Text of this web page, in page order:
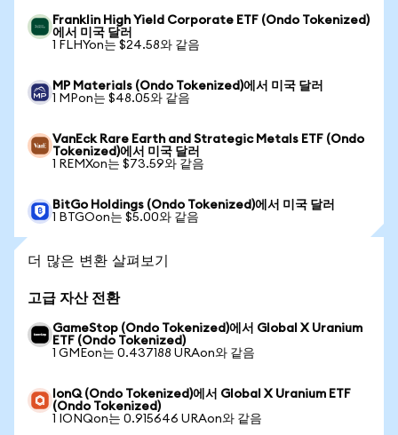
Franklin High Yield Corporate ETF (Ondo Tokenized)
에서 미국 달러
1 FLHYon는 $24.58와 같음
MP Materials (Ondo Tokenized)에서 미국 달러
1 MPon는 $48.05와 같음
VanEck Rare Earth and Strategic Metals ETF (Ondo
Tokenized)에서 미국 달러
1 REMXon는 $73.59와 같음
BitGo Holdings (Ondo Tokenized)에서 미국 달러
1 BTGOon는 $5.00와 같음
더 많은 변환 살펴보기
고급 자산 전환
GameStop (Ondo Tokenized)에서 Global X Uranium
ETF (Ondo Tokenized)
1 GMEon는 0.437188 URAon와 같음
IonQ (Ondo Tokenized)에서 Global X Uranium ETF
(Ondo Tokenized)
1 IONQon는 0.915646 URAon와 같음